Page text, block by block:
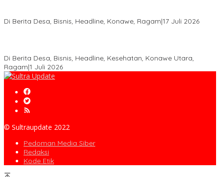
Di Berita Desa, Bisnis, Headline, Konawe, Ragam|17 Juli 2026
Di Berita Desa, Bisnis, Headline, Kesehatan, Konawe Utara,
Ragam|1 Juli 2026
© Sultraupdate 2022
Pedoman Media Siber
Redaksi
Kode Etik